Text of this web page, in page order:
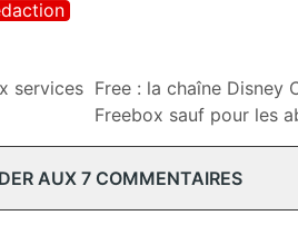
services Free : la chaîne Disney
Freebox sauf pour les
AUX 7 COMMENTAIRES